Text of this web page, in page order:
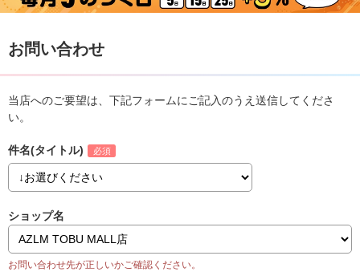
お問い合わせ
当店へのご要望は、下記フォームにご記入のうえ送信してくださ
い。
件名(タイトル)
ショップ名